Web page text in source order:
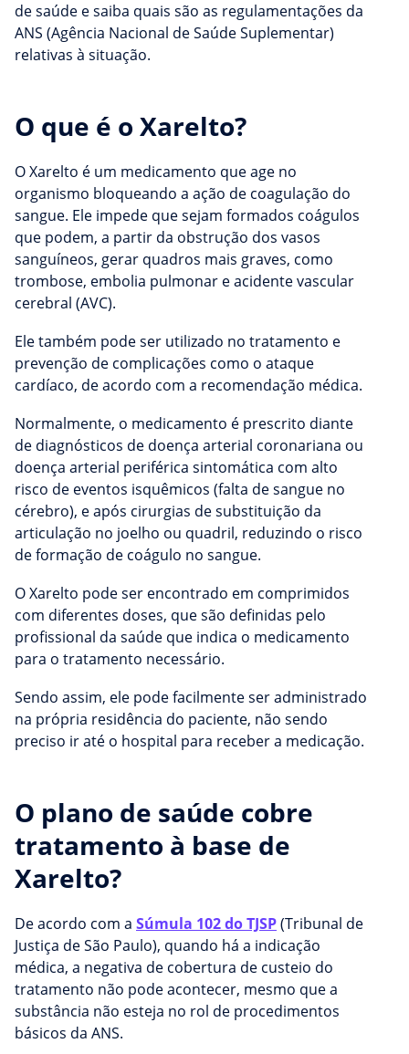
de saúde e saiba quais são as regulamentações da
ANS (Agência Nacional de Saúde Suplementar)
relativas à situação.
O que é o Xarelto?
O Xarelto é um medicamento que age no
organismo bloqueando a ação de coagulação do
sangue. Ele impede que sejam formados coágulos
que podem, a partir da obstrução dos vasos
sanguíneos, gerar quadros mais graves, como
trombose, embolia pulmonar e acidente vascular
cerebral (AVC).
Ele também pode ser utilizado no tratamento e
prevenção de complicações como o ataque
cardíaco, de acordo com a recomendação médica.
Normalmente, o medicamento é prescrito diante
de diagnósticos de doença arterial coronariana ou
doença arterial periférica sintomática com alto
risco de eventos isquêmicos (falta de sangue no
cérebro), e após cirurgias de substituição da
articulação no joelho ou quadril, reduzindo o risco
de formação de coágulo no sangue.
O Xarelto pode ser encontrado em comprimidos
com diferentes doses, que são definidas pelo
profissional da saúde que indica o medicamento
para o tratamento necessário.
Sendo assim, ele pode facilmente ser administrado
na própria residência do paciente, não sendo
preciso ir até o hospital para receber a medicação.
O plano de saúde cobre
tratamento à base de
Xarelto?
De acordo com a Súmula 102 do TJSP(Tribunal de
Justiça de São Paulo), quando há a indicação
médica, a negativa de cobertura de custeio do
tratamento não pode acontecer, mesmo que a
substância não esteja no rol de procedimentos
básicos da ANS.